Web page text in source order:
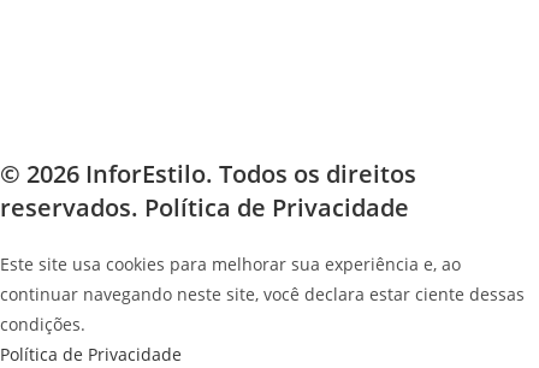
© 2026 InforEstilo. Todos os direitos
reservados. Política de Privacidade
Este site usa cookies para melhorar sua experiência e, ao
continuar navegando neste site, você declara estar ciente dessas
condições.
Política de Privacidade